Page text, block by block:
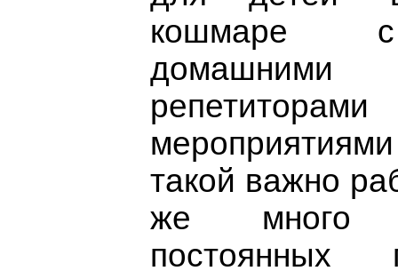
кошмаре
такой важно
же много
постоянных